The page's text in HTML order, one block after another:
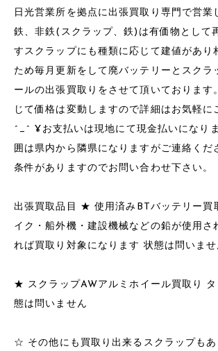
日光営業所を拠点に出張買取り専門で営業
鉄、非鉄(スクラップ、鉄)は有価物として
すスクラップにも種類に応じて建値があり
ため毎月更新をして廃バッテリーとスクラ
ールの出張買取りをさせて頂いておりま
じて価格は変動しますので詳細はお気軽に
^_^ ¥お支払いは現地にて現金払いになり
囲は県内から隣県になりますがご連絡くだ
条件がありますのでお問い合わせ下さい。
出張買取品目 ★ 使用済みBTバッテリー買
イク・船外機・建設機械などの鉛が使用さ
れば買取り対象になります 状態は問いませ
★ スクラップAWアルミホイール買取り
態は問いません
☆ その他にも買取り出来るスクラップもあ